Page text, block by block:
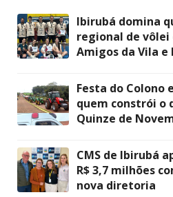
Ibirubá domina
regional de
Amigos da Vila
Festa do Colono
quem constrói o
Quinze de
CMS de Ibirubá
R$ 3,7 milhões
nova diretoria